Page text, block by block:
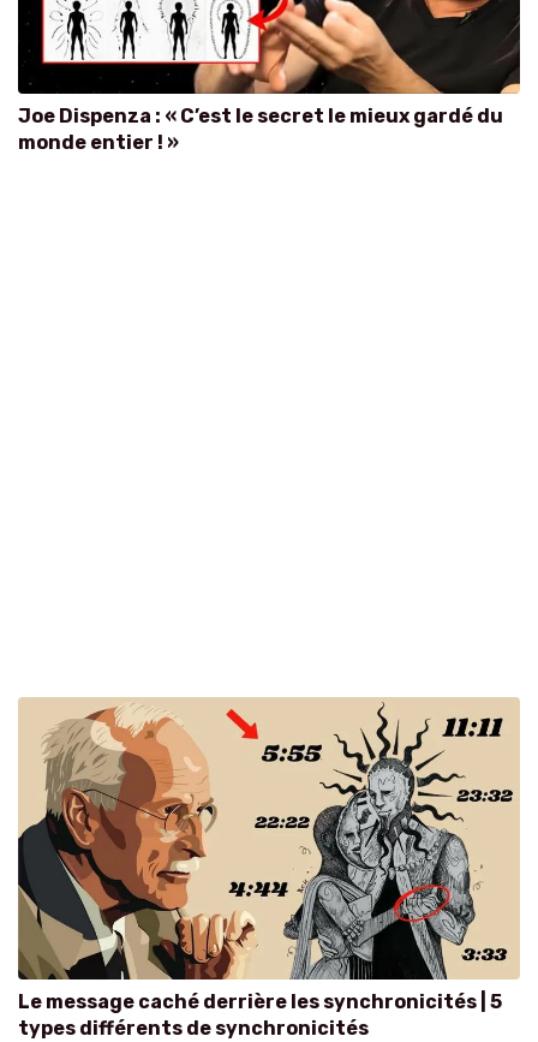
Joe Dispenza : « C’est le secret le mieux gardé du
monde entier ! »
Le message caché derrière les synchronicités | 5
types différents de synchronicités